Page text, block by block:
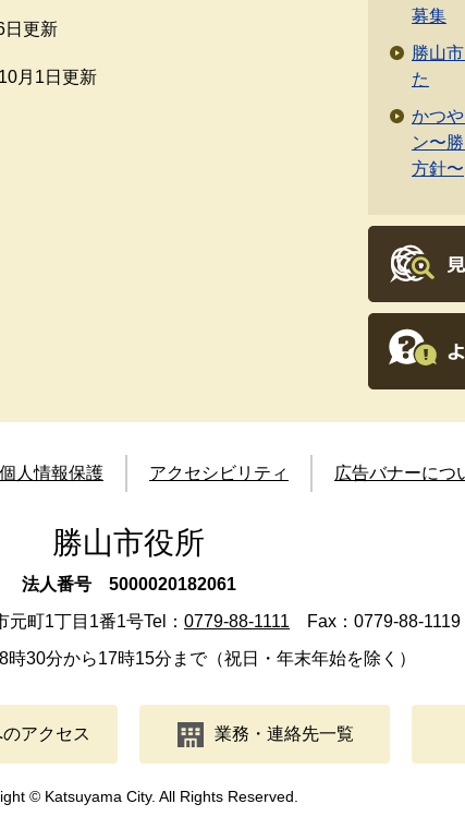
日更新
月1日更新
募集
勝山
た
かつ
ン〜
方針〜
個人情報保護 アクセシビリティ 広告バナーにつ
勝山市役所
法人番号 5000020182061
町1丁目1番1号Tel： 0779-88-1111 Fax：0779-88-1119
30分から17時15分まで（祝日・年末年始を除く）
アクセス 業務・連絡先一覧
© Katsuyama City. All Rights Reserved.